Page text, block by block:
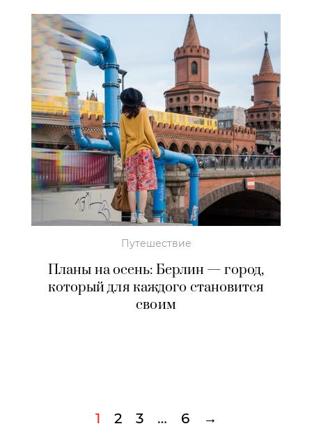
Путешествие
Планы на осень: Берлин — город,
который для каждого становится
своим
1 2 3 … 6 →